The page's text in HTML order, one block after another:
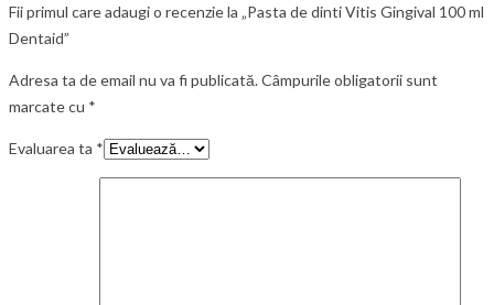
Fii primul care adaugi o recenzie la „Pasta de dinti Vitis Gingival 100 ml
Dentaid”
Adresa ta de email nu va fi publicată.Câmpurile obligatorii sunt
marcate cu *
Evaluarea ta *